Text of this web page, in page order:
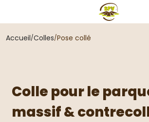
Accueil Colles Pose collé
Colle pour le
massif &